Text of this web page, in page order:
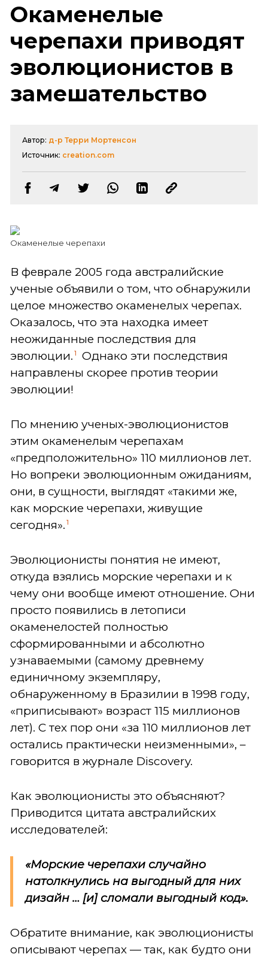
Окаменелые
черепахи приводят
эволюционистов в
замешательство
Автор: д-р Терри Мортенсон
Источник: creation.com
Окаменелые черепахи
В феврале 2005 года австралийские
ученые объявили о том, что обнаружили
целое множество окаменелых черепах.
Оказалось, что эта находка имеет
неожиданные последствия для
эволюции. 1
Однако эти последствия
направлены скорее против теории
эволюции!
По мнению ученых-эволюционистов
этим окаменелым черепахам
«предположительно» 110 миллионов лет.
Но вопреки эволюционным ожиданиям,
они, в сущности, выглядят «такими же,
как морские черепахи, живущие
сегодня». 1
Эволюционисты понятия не имеют,
откуда взялись морские черепахи и к
чему они вообще имеют отношение. Они
просто появились в летописи
окаменелостей полностью
сформированными и абсолютно
узнаваемыми (самому древнему
единичному экземпляру,
обнаруженному в Бразилии в 1998 году,
«приписывают» возраст 115 миллионов
лет). С тех пор они «за 110 миллионов лет
остались практически неизменными», –
говорится в журнале Discovery.
Как эволюционисты это объясняют?
Приводится цитата австралийских
исследователей:
«Морские черепахи случайно
натолкнулись на выгодный для них
дизайн … [и] сломали выгодный код».
Обратите внимание, как эволюционисты
описывают черепах — так, как будто они